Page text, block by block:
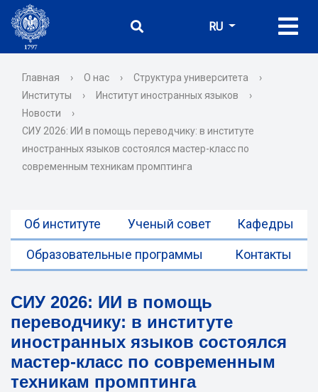
RU
Главная › О нас › Структура университета
›
Институты
› Институт иностранных языков
›
Новости
›
СИУ 2026: ИИ в помощь переводчику: в институте
иностранных языков состоялся мастер-класс по
современным техникам промптинга
Об институте Ученый совет Кафедры
Образовательные программы Контакты
СИУ 2026: ИИ в помощь
переводчику: в институте
иностранных языков состоялся
мастер-класс по современным
техникам промптинга